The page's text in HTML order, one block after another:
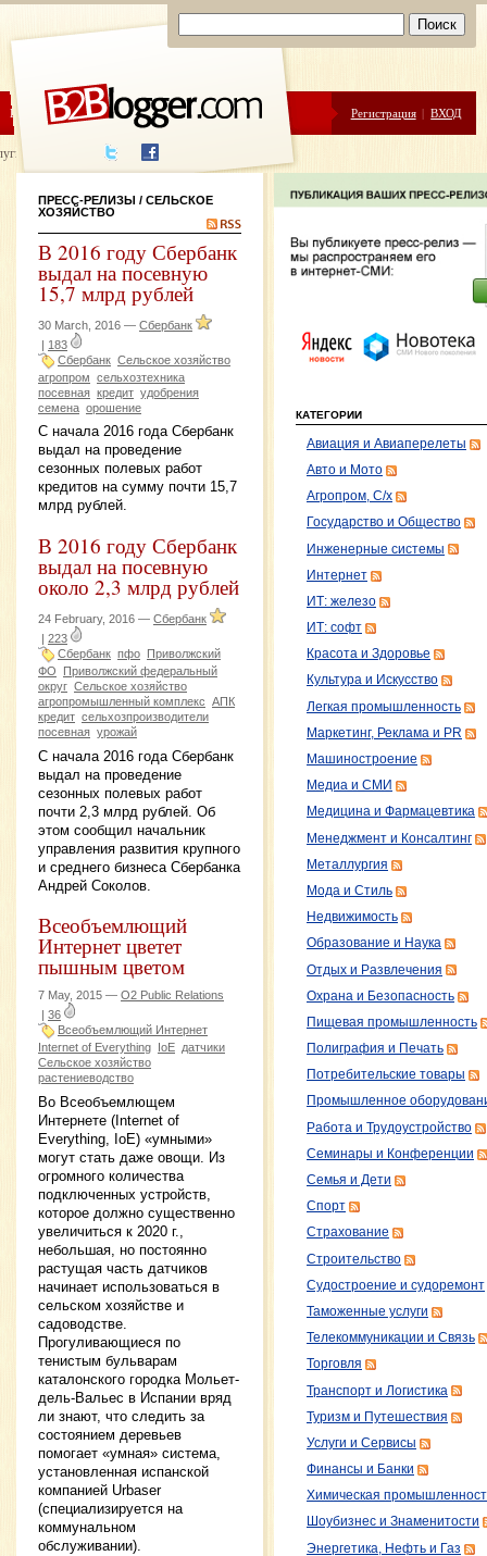
ЦЕНЫ ПОМОЩЬ Регистрация | ВХОД
написания
ПРЕСС-РЕЛИЗЫ / СЕЛЬСКОЕ
ХОЗЯЙСТВО
В 2016 году Сбербанк
выдал на посевную
15,7 млрд рублей
30 March, 2016 — Сбербанк
| 183
Сбербанк Сельское хозяйство
агропром сельхозтехника
посевная кредит удобрения
семена орошение
С начала 2016 года Сбербанк
выдал на проведение
сезонных полевых работ
кредитов на сумму почти 15,7
млрд рублей.
В 2016 году Сбербанк
выдал на посевную
около 2,3 млрд рублей
24 February, 2016 — Сбербанк
| 223
Сбербанк пфо Приволжский
ФО
Приволжский федеральный
округ Сельское хозяйство
агропромышленный комплекс АПК
кредит сельхозпроизводители
посевная урожай
С начала 2016 года Сбербанк
выдал на проведение
сезонных полевых работ
почти 2,3 млрд рублей. Об
этом сообщил начальник
управления развития крупного
и среднего бизнеса Сбербанка
Андрей Соколов.
Всеобъемлющий
Интернет цветет
пышным цветом
7 May, 2015 — O2 Public Relations
36
Всеобъемлющий Интернет
Internet of Everything
IoE датчики
Сельское хозяйство
растениеводство
Во Всеобъемлющем
Интернете (Internet of
Everything, IoE) «умными»
могут стать даже овощи. Из
огромного количества
подключенных устройств,
которое должно существенно
увеличиться к 2020 г.,
небольшая, но постоянно
растущая часть датчиков
начинает использоваться в
сельском хозяйстве и
садоводстве.
Прогуливающиеся по
тенистым бульварам
каталонского городка Мольет-
дель-Вальес в Испании вряд
ли знают, что следить за
состоянием деревьев
помогает «умная» система,
установленная испанской
компанией Urbaser
(специализируется на
коммунальном
обслуживании).
КАТЕГОРИИ
Авиация и Авиаперелеты
Авто и Мото
Агропром, С/х
Государство и Общество
Инженерные системы
Интернет
ИТ: железо
ИТ: софт
Красота и Здоровье
Культура и Искусство
Легкая промышленность
Маркетинг, Реклама и PR
Машиностроение
Медиа и СМИ
Медицина и Фармацевтика
Менеджмент и Консалтинг
Металлургия
Мода и Стиль
Недвижимость
Образование и Наука
Отдых и Развлечения
Охрана и Безопасность
Пищевая промышленность
Полиграфия и Печать
Потребительские товары
Промышленное
Работа и Трудоустройство
Семинары и Конференции
Семья и Дети
Спорт
Страхование
Строительство
Судостроение и судоремонт
Таможенные услуги
Телекоммуникации и Связь
Торговля
Транспорт и Логистика
Туризм и Путешествия
Услуги и Сервисы
Финансы и Банки
Химическая
Шоубизнес и Знаменитости
Энергетика, Нефть и Газ